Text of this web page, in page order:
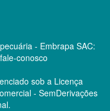
- Embrapa SAC:
conosco
sob a Licença
- SemDerivações